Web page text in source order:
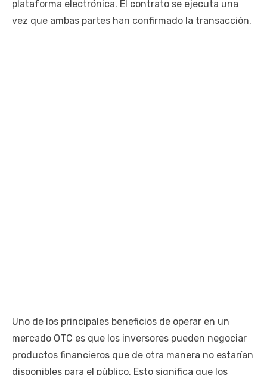
plataforma electrónica. El contrato se ejecuta una
vez que ambas partes han confirmado la transacción.
Uno de los principales beneficios de operar en un
mercado OTC es que los inversores pueden negociar
productos financieros que de otra manera no estarían
disponibles para el público. Esto significa que los